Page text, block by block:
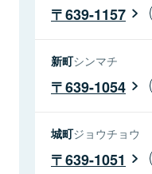
639-1157
新町シンマチ
639-1054
城町ジョウチョウ
639-1051